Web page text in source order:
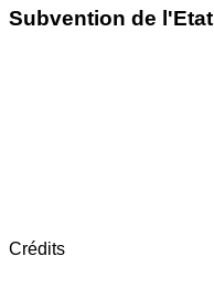
Subvention de l'Etat
Crédits